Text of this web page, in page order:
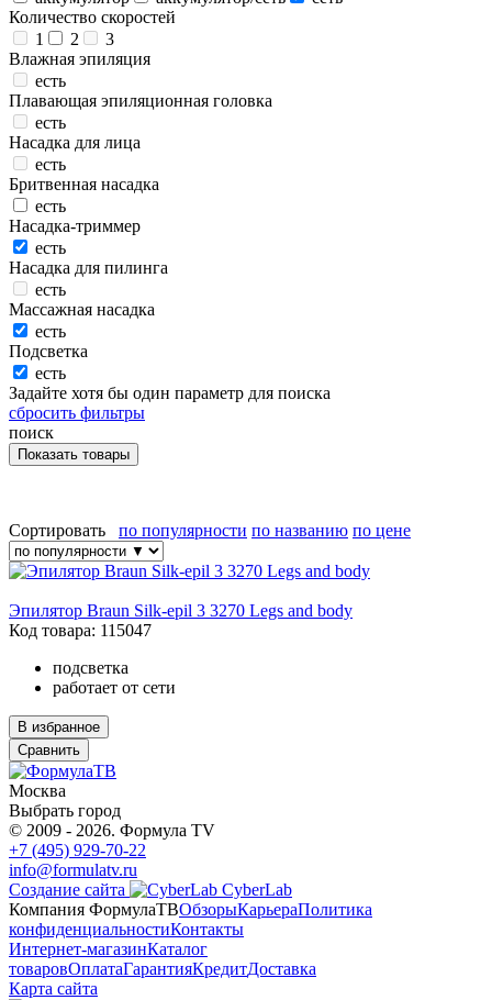
Количество скоростей
1
2
3
Влажная эпиляция
есть
Плавающая эпиляционная головка
есть
Насадка для лица
есть
Бритвенная насадка
есть
Насадка-триммер
есть
Насадка для пилинга
есть
Массажная насадка
есть
Подсветка
есть
Задайте хотя бы один параметр для поиска
сбросить фильтры
поиск
Сортировать по популярности по названию по цене
Эпилятор Braun Silk-epil 3 3270 Legs and body
Код товара: 115047
подсветка
работает от сети
В избранное
Сравнить
Москва
Выбрать город
© 2009 - 2026. Формула TV
+7 (495) 929-70-22
info@formulatv.ru
Создание сайта
CyberLab
Компания ФормулаТВОбзорыКарьераПолитика
конфиденциальностиКонтакты
Интернет-магазинКаталог
товаровОплатаГарантияКредитДоставка
Карта сайта